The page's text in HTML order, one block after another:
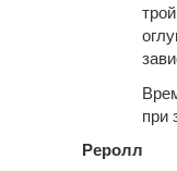
при
Реролл